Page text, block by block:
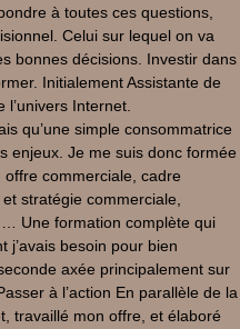
à toutes ces questions,
Celui sur lequel on va
bonnes décisions. Investir dans
Initialement Assistante de
l’univers Internet.
qu’une simple consommatrice
enjeux. Je me suis donc formée
commerciale, cadre
stratégie commerciale,
Une formation complète qui
j’avais besoin pour bien
axée principalement sur
à l’action En parallèle de la
travaillé mon offre, et élaboré